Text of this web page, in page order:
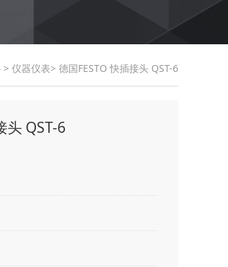
> 仪器仪表> 德国FESTO 快插接头 QST-6
头 QST-6